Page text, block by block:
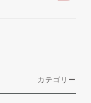
カテゴリー